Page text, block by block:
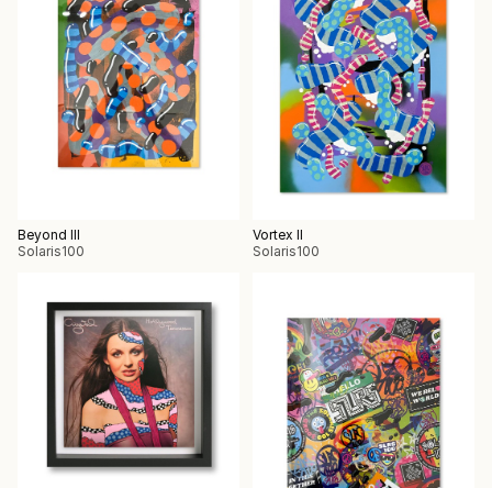
Beyond III
Solaris100
Vortex II
Solaris100